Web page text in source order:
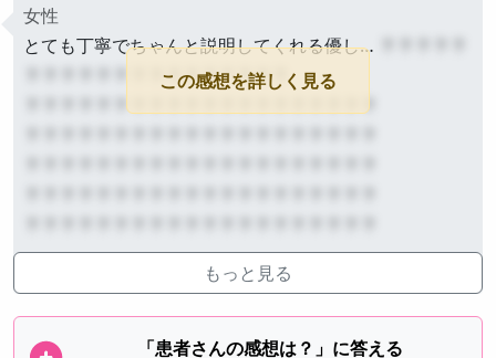
女性
とても丁寧でちゃんと説明してくれる優し…
？？？？？？？？？？？？？？？
？？？？？？？？？？？？？？？？？？？？
この感想を詳しく見る
もっと見る
「患者さんの感想は？」に答える